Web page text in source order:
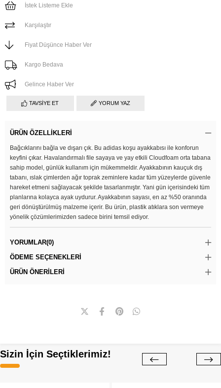
İstek Listeme Ekle
Karşılaştır
Fiyat Düşünce Haber Ver
Kargo Bedava
Gelince Haber Ver
TAVSIYE ET YORUM YAZ
ÜRÜN ÖZELLIKLERI
Bağcıklarını bağla ve dışarı çık. Bu adidas koşu ayakkabısı ile konforun
keyfini çıkar. Havalandırmalı file sayaya ve yay etkili Cloudfoam orta tabana
sahip model, günlük kullanım için mükemmeldir. Ayakkabının kauçuk dış
tabanı, ıslak çimlerden ağır toprak zeminlere kadar tüm yüzeylerde güvenle
hareket etmeni sağlayacak şekilde tasarlanmıştır. Yani gün içerisindeki tüm
planlarına kolayca ayak uydurur. Ayakkabının sayası, en az %50 oranında
geri dönüştürülmüş malzeme içerir. Bu ürün, plastik atıklara son vermeye
yönelik çözümlerimizden sadece birini temsil ediyor.
YORUMLAR(0)
ÖDEME SEÇENEKLERI
ÜRÜN ÖNERILERI
Sizin İçin Seçtiklerimiz!